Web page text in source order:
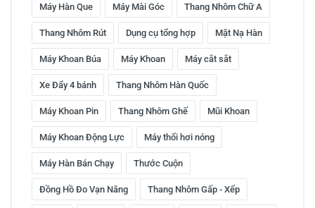
Máy Hàn Que Máy Mài Góc Thang Nhôm Chữ A
Thang Nhôm Rút Dụng cụ tổng hợp Mặt Nạ Hàn
Máy Khoan Búa Máy Khoan Máy cắt sắt
Xe Đẩy 4 bánh Thang Nhôm Hàn Quốc
Máy Khoan Pin Thang Nhôm Ghế Mũi Khoan
Máy Khoan Động Lực Máy thổi hơi nóng
Máy Hàn Bán Chạy Thước Cuộn
Đồng Hồ Đo Vạn Năng Thang Nhôm Gấp - Xếp